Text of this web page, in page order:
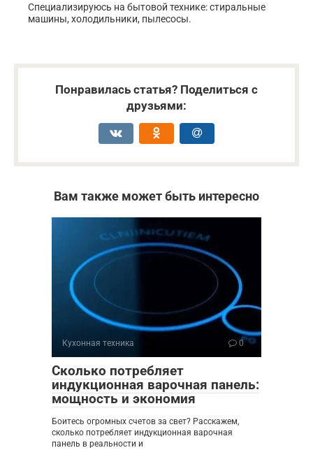
Специализируюсь на бытовой технике: стиральные
машины, холодильники, пылесосы.
Понравилась статья? Поделиться с
друзьями:
Вам также может быть интересно
Кухонная техника 0
Сколько потребляет
индукционная варочная панель:
мощность и экономия
Боитесь огромных счетов за свет? Расскажем,
сколько потребляет индукционная варочная
панель в реальности и